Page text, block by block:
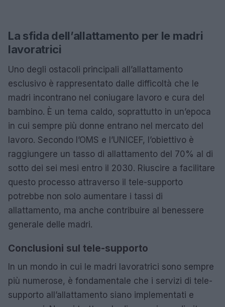
La sfida dell’allattamento per le madri
lavoratrici
Uno degli ostacoli principali all’allattamento
esclusivo è rappresentato dalle difficoltà che le
madri incontrano nel coniugare lavoro e cura del
bambino. È un tema caldo, soprattutto in un’epoca
in cui sempre più donne entrano nel mercato del
lavoro. Secondo l’OMS e l’UNICEF, l’obiettivo è
raggiungere un tasso di allattamento del 70% al di
sotto dei sei mesi entro il 2030. Riuscire a facilitare
questo processo attraverso il tele-supporto
potrebbe non solo aumentare i tassi di
allattamento, ma anche contribuire al benessere
generale delle madri.
Conclusioni sul tele-supporto
In un mondo in cui le madri lavoratrici sono sempre
più numerose, è fondamentale che i servizi di tele-
supporto all’allattamento siano implementati e